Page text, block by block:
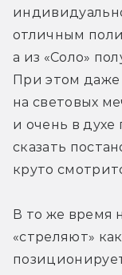
отличным
а из «Соло»
При этом
на световых
и очень в
сказать
круто
В то же время
«стреляют»